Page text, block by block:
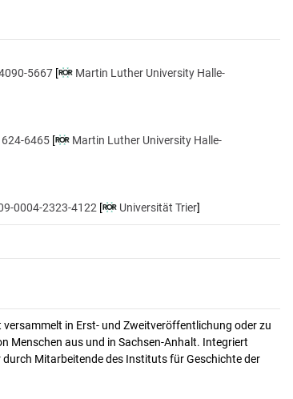
5667 [
Martin Luther University Halle-
6465 [
Martin Luther University Halle-
0004-2323-4122 [ Universität Trier]
in Erst- und Zweitveröffentlichung oder zu
Menschen aus und in Sachsen-Anhalt. Integriert
Mitarbeitende des Instituts für Geschichte der